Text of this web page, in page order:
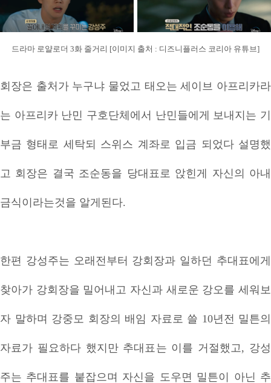
드라마 로얄로더 3화 줄거리 [이미지 출처 : 디즈니플러스 코리아 유튜브]
회장은 출처가 누구냐 물었고 태오는 세이브 아프리카라
는 아프리카 난민 구호단체에서 난민들에게 보내지는 기
부금 형태로 세탁되 스위스 계좌로 입금 되었다 설명했
고 회장은 결국 조순동을 당대표로 앉힌게 자신의 아내
금식이라는것을 알게된다.
한편 강성주는 오래전부터 강회장과 일하던 추대표에게
찾아가 강회장을 밀어내고 자신과 새로운 강오를 세워보
자 말하며 강중모 회장의 배임 자료로 쓸 10년전 밀튼의
자료가 필요하다 했지만 추대표는 이를 거절했고, 강성
주는 추대표를 붙잡으며 자신을 도우면 밀튼이 아닌 추